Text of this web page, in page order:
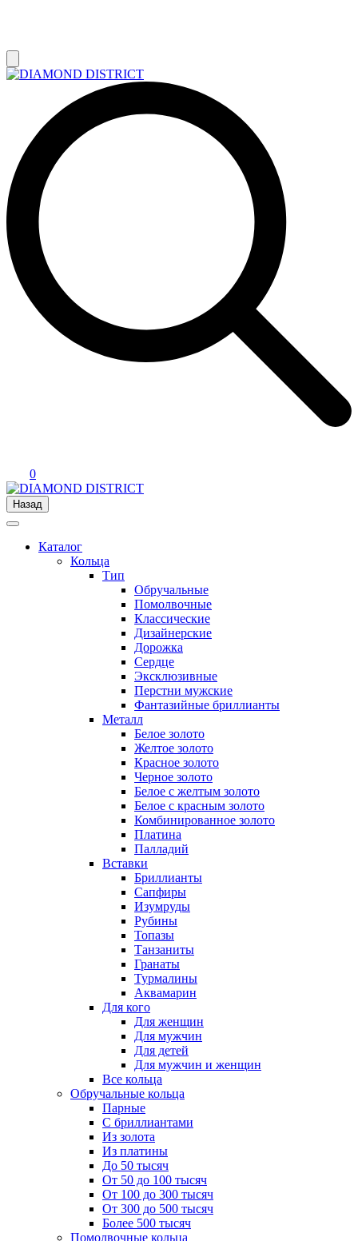
0
Назад
Каталог
Кольца
Тип
Обручальные
Помолвочные
Классические
Дизайнерские
Дорожка
Сердце
Эксклюзивные
Перстни мужские
Фантазийные бриллианты
Металл
Белое золото
Желтое золото
Красное золото
Черное золото
Белое с желтым золото
Белое с красным золото
Комбинированное золото
Платина
Палладий
Вставки
Бриллианты
Сапфиры
Изумруды
Рубины
Топазы
Танзаниты
Гранаты
Турмалины
Аквамарин
Для кого
Для женщин
Для мужчин
Для детей
Для мужчин и женщин
Все кольца
Обручальные кольца
Парные
С бриллиантами
Из золота
Из платины
До 50 тысяч
От 50 до 100 тысяч
От 100 до 300 тысяч
От 300 до 500 тысяч
Более 500 тысяч
Помолвочные кольца